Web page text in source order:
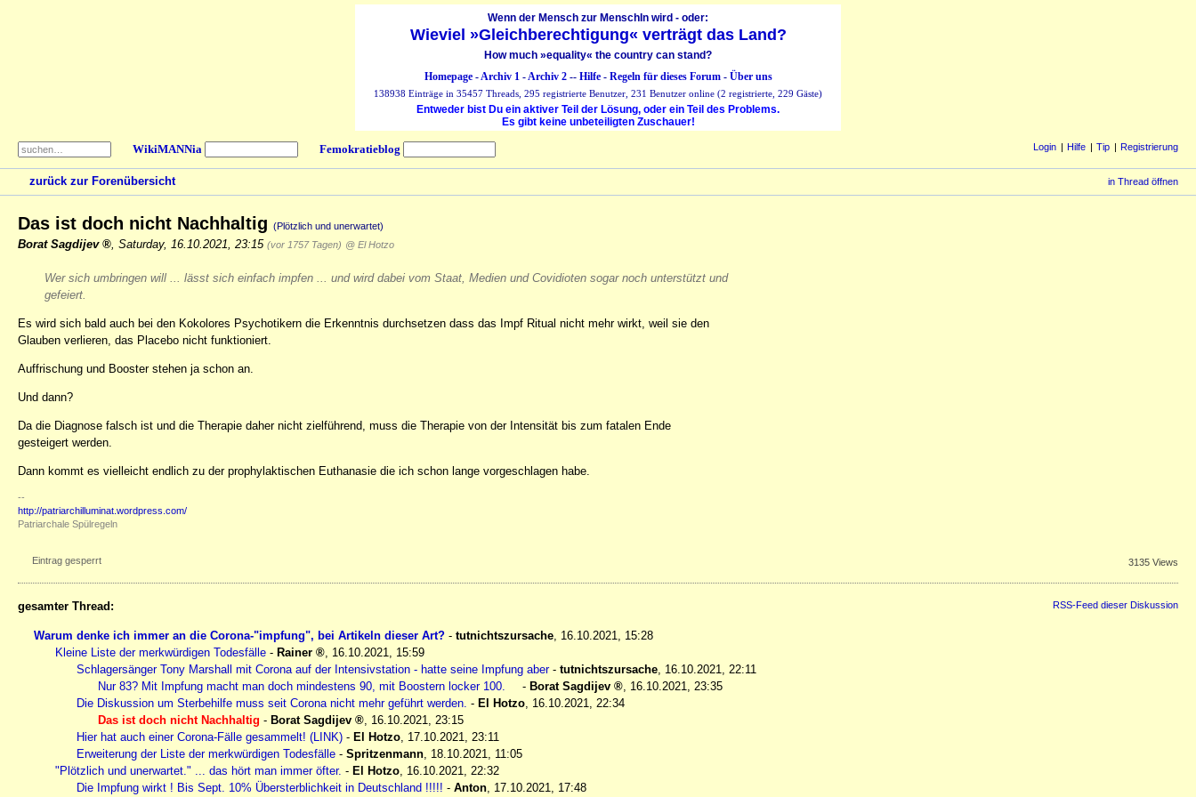
Wenn der Mensch zur MenschIn wird - oder:
Wieviel »Gleichberechtigung« verträgt das Land?
How much »equality« the country can stand?
Homepage-Archiv 1-Archiv 2-- Hilfe- Regeln für dieses Forum- Über uns
138938 Einträge in 35457 Threads, 295 registrierte Benutzer, 231 Benutzer online (2 registrierte, 229 Gäste)
Entweder bist Du ein aktiver Teil der Lösung, oder ein Teil des Problems.
Es gibt keine unbeteiligten Zuschauer!
WikiMANNia Femokratieblog Login Hilfe Tip Registrierung
zurück zur Forenübersicht in Thread öffnen
Das ist doch nicht Nachhaltig (Plötzlich und unerwartet)
Borat Sagdijev Saturday, 16.10.2021, 23:15 (vor 1757 Tagen) @ El Hotzo
Wer sich umbringen will ... lässt sich einfach impfen ... und wird dabei vom Staat, Medien und Covidioten sogar noch unterstützt und
gefeiert.
Es wird sich bald auch bei den Kokolores Psychotikern die Erkenntnis durchsetzen dass das Impf Ritual nicht mehr wirkt, weil sie den
Glauben verlieren, das Placebo nicht funktioniert.
Auffrischung und Booster stehen ja schon an.
Und dann?
Da die Diagnose falsch ist und die Therapie daher nicht zielführend, muss die Therapie von der Intensität bis zum fatalen Ende
gesteigert werden.
Dann kommt es vielleicht endlich zu der prophylaktischen Euthanasie die ich schon lange vorgeschlagen habe.
--
http://patriarchilluminat.wordpress.com/
Patriarchale Spülregeln
Eintrag gesperrt 3135 Views
gesamter Thread: RSS-Feed dieser Diskussion
Warum denke ich immer an die Corona-"impfung", bei Artikeln dieser Art? - tutnichtszursache 16.10.2021, 15:28
Kleine Liste der merkwürdigen Todesfälle - Rainer
16.10.2021, 15:59
Schlagersänger Tony Marshall mit Corona auf der Intensivstation - hatte seine Impfung aber- tutnichtszursache 16.10.2021, 22:11
Nur 83? Mit Impfung macht man doch mindestens 90, mit Boostern locker 100.
- Borat Sagdijev
16.10.2021, 23:35
Die Diskussion um Sterbehilfe muss seit Corona nicht mehr geführt werden. - El Hotzo 16.10.2021, 22:34
Das ist doch nicht Nachhaltig - Borat Sagdijev
16.10.2021, 23:15
Hier hat auch einer Corona-Fälle gesammelt! (LINK) - El Hotzo 17.10.2021, 23:11
Erweiterung der Liste der merkwürdigen Todesfälle - Spritzenmann 18.10.2021, 11:05
"Plötzlich und unerwartet." ... das hört man immer öfter. - El Hotzo 16.10.2021, 22:32
Die Impfung wirkt ! Bis Sept. 10% Übersterblichkeit in Deutschland !!!!! - Anton 17.10.2021, 17:48